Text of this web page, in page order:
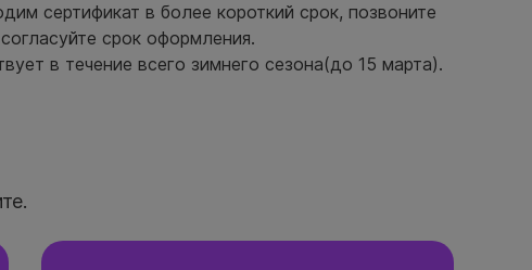
сертификат в более короткий срок, позвоните
срок оформления.
в течение всего зимнего сезона(до 15 марта).